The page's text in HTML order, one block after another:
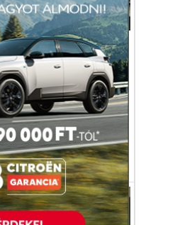
a kórházi
tűntek a
ám azóta a sorok csak
műtét